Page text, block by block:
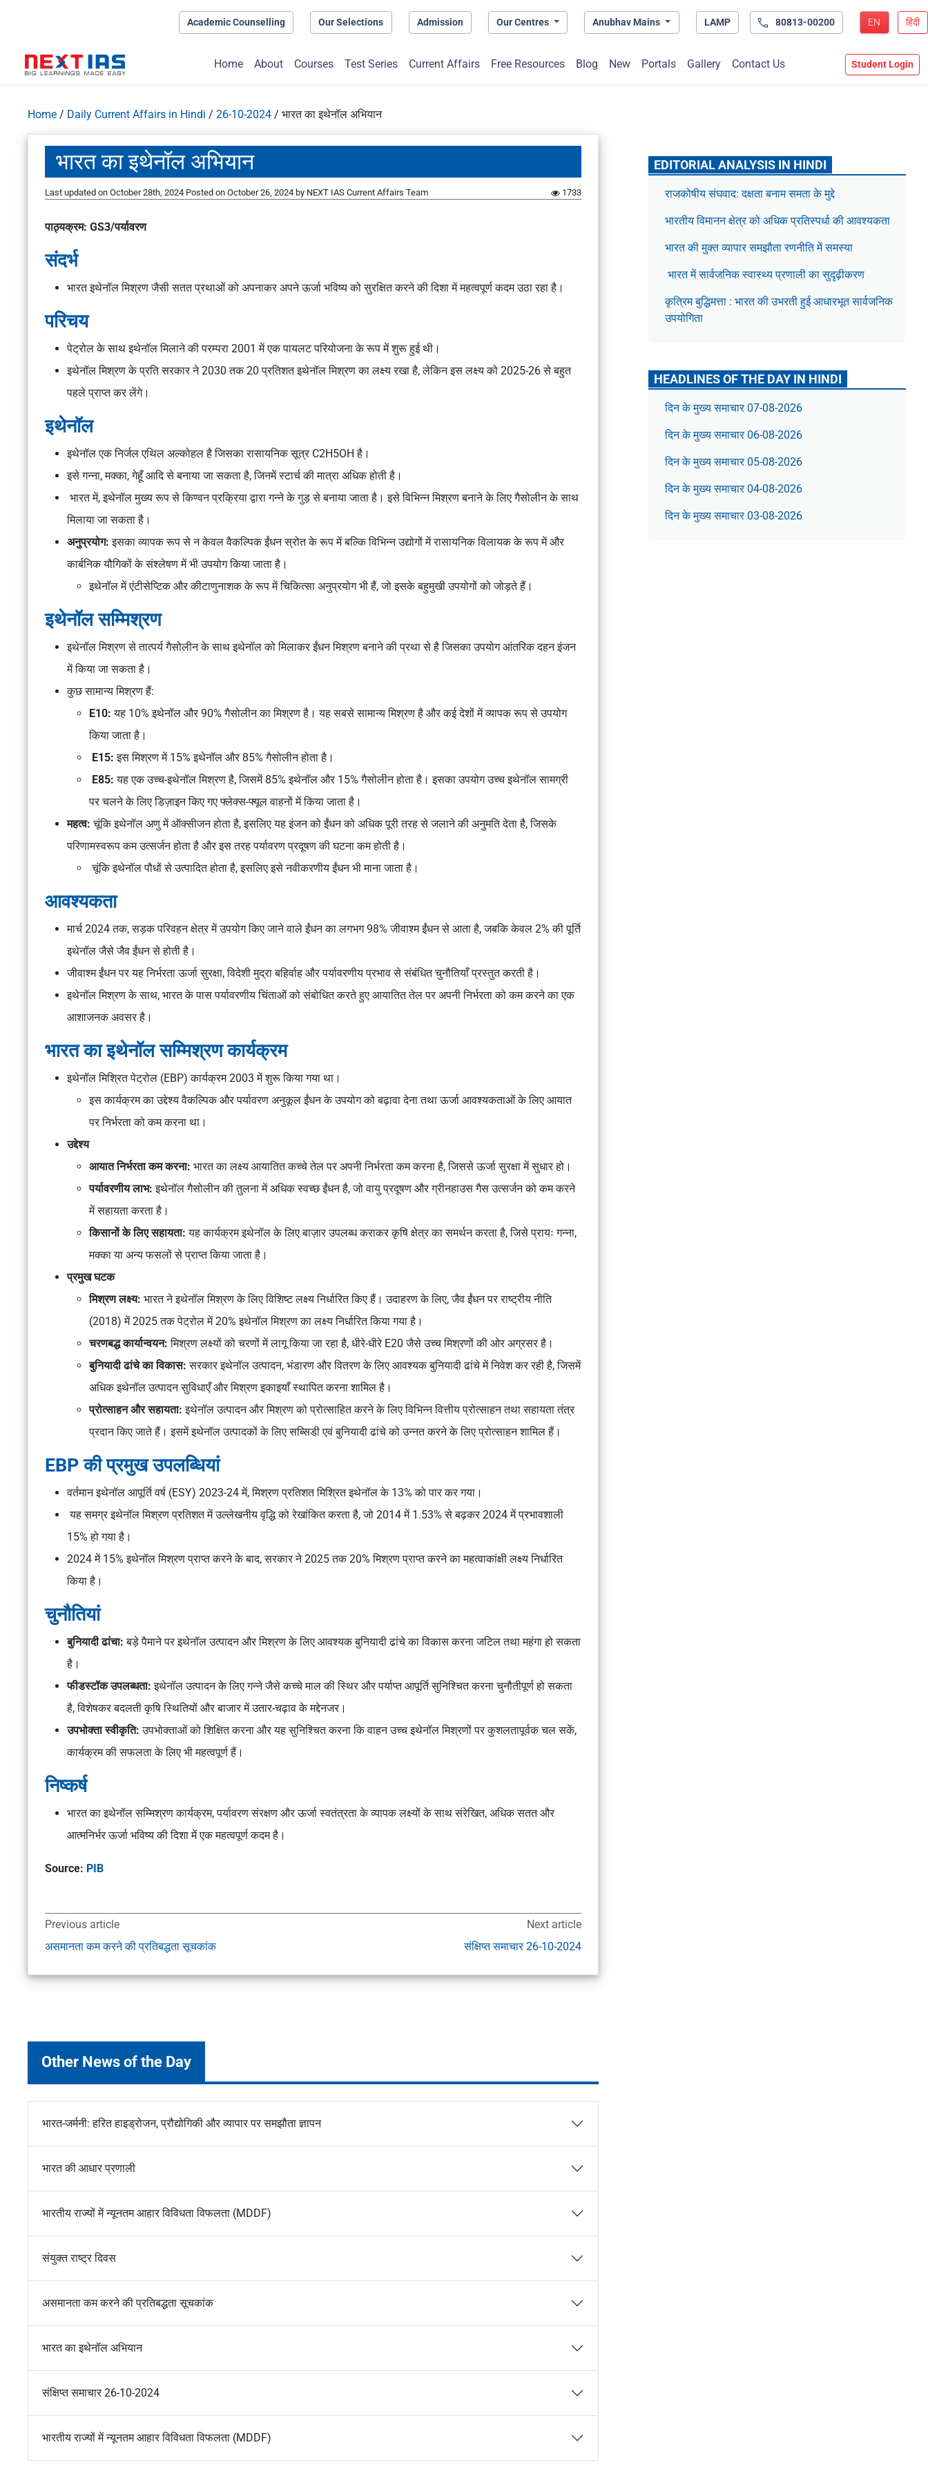
Academic Counselling Our Selections Admission Our Centres Anubhav Mains LAMP 80813-00200 EN हिंदी
Home About Courses Test Series Current Affairs Free Resources Blog New Portals Gallery Contact Us Student Login
Home / Daily Current Affairs in Hindi / 26-10-2024 / भारत का इथेनॉल अभियान
भारत का इथेनॉल अभियान
Last updated on October 28th, 2024 Posted on October 26, 2024 by NEXT IAS Current Affairs Team 1733
पाठ्यक्रम: GS3/पर्यावरण
संदर्भ
भारत इथेनॉल मिश्रण जैसी सतत प्रथाओं को अपनाकर अपने ऊर्जा भविष्य को सुरक्षित करने की दिशा में महत्वपूर्ण कदम उठा रहा है।
परिचय
पेट्रोल के साथ इथेनॉल मिलाने की परम्परा 2001 में एक पायलट परियोजना के रूप में शुरू हुई थी।
इथेनॉल मिश्रण के प्रति सरकार ने 2030 तक 20 प्रतिशत इथेनॉल मिश्रण का लक्ष्य रखा है, लेकिन इस लक्ष्य को 2025-26 से बहुत
पहले प्राप्त कर लेंगे।
इथेनॉल
इथेनॉल एक निर्जल एथिल अल्कोहल है जिसका रासायनिक सूत्र C2H5OH है।
इसे गन्ना, मक्का, गेहूँ आदि से बनाया जा सकता है, जिनमें स्टार्च की मात्रा अधिक होती है।
भारत में, इथेनॉल मुख्य रूप से किण्वन प्रक्रिया द्वारा गन्ने के गुड़ से बनाया जाता है। इसे विभिन्न मिश्रण बनाने के लिए गैसोलीन के साथ
मिलाया जा सकता है।
अनुप्रयोग:इसका व्यापक रूप से न केवल वैकल्पिक ईंधन स्रोत के रूप में बल्कि विभिन्न उद्योगों में रासायनिक विलायक के रूप में और
कार्बनिक यौगिकों के संश्लेषण में भी उपयोग किया जाता है।
इथेनॉल में एंटीसेप्टिक और कीटाणुनाशक के रूप में चिकित्सा अनुप्रयोग भी हैं, जो इसके बहुमुखी उपयोगों को जोड़ते हैं।
इथेनॉल सम्मिश्रण
इथेनॉल मिश्रण से तात्पर्य गैसोलीन के साथ इथेनॉल को मिलाकर ईंधन मिश्रण बनाने की प्रथा से है जिसका उपयोग आंतरिक दहन इंजन
में किया जा सकता है।
कुछ सामान्य मिश्रण हैं:
E10:यह 10% इथेनॉल और 90% गैसोलीन का मिश्रण है। यह सबसे सामान्य मिश्रण है और कई देशों में व्यापक रूप से उपयोग
किया जाता है।
E15:इस मिश्रण में 15% इथेनॉल और 85% गैसोलीन होता है।
E85:यह एक उच्च-इथेनॉल मिश्रण है, जिसमें 85% इथेनॉल और 15% गैसोलीन होता है। इसका उपयोग उच्च इथेनॉल सामग्री
पर चलने के लिए डिज़ाइन किए गए फ्लेक्स-फ्यूल वाहनों में किया जाता है।
महत्व: चूंकि इथेनॉल अणु में ऑक्सीजन होता है, इसलिए यह इंजन को ईंधन को अधिक पूरी तरह से जलाने की अनुमति देता है, जिसके
परिणामस्वरूप कम उत्सर्जन होता है और इस तरह पर्यावरण प्रदूषण की घटना कम होती है।
चूंकि इथेनॉल पौधों से उत्पादित होता है, इसलिए इसे नवीकरणीय ईंधन भी माना जाता है।
आवश्यकता
मार्च 2024 तक, सड़क परिवहन क्षेत्र में उपयोग किए जाने वाले ईंधन का लगभग 98% जीवाश्म ईंधन से आता है, जबकि केवल 2% की पूर्ति
इथेनॉल जैसे जैव ईंधन से होती है।
जीवाश्म ईंधन पर यह निर्भरता ऊर्जा सुरक्षा, विदेशी मुद्रा बहिर्वाह और पर्यावरणीय प्रभाव से संबंधित चुनौतियाँ प्रस्तुत करती है।
इथेनॉल मिश्रण के साथ, भारत के पास पर्यावरणीय चिंताओं को संबोधित करते हुए आयातित तेल पर अपनी निर्भरता को कम करने का एक
आशाजनक अवसर है।
भारत का इथेनॉल सम्मिश्रण कार्यक्रम
इथेनॉल मिश्रित पेट्रोल (EBP) कार्यक्रम 2003 में शुरू किया गया था।
इस कार्यक्रम का उद्देश्य वैकल्पिक और पर्यावरण अनुकूल ईंधन के उपयोग को बढ़ावा देना तथा ऊर्जा आवश्यकताओं के लिए आयात
पर निर्भरता को कम करना था।
उद्देश्य
आयात निर्भरता कम करना: भारत का लक्ष्य आयातित कच्चे तेल पर अपनी निर्भरता कम करना है, जिससे ऊर्जा सुरक्षा में सुधार हो।
पर्यावरणीय लाभ: इथेनॉल गैसोलीन की तुलना में अधिक स्वच्छ ईंधन है, जो वायु प्रदूषण और ग्रीनहाउस गैस उत्सर्जन को कम करने
में सहायता करता है।
किसानों के लिए सहायता:यह कार्यक्रम इथेनॉल के लिए बाज़ार उपलब्ध कराकर कृषि क्षेत्र का समर्थन करता है, जिसे प्रायः गन्ना,
मक्का या अन्य फसलों से प्राप्त किया जाता है।
प्रमुख घटक
मिश्रण लक्ष्य: भारत ने इथेनॉल मिश्रण के लिए विशिष्ट लक्ष्य निर्धारित किए हैं। उदाहरण के लिए, जैव ईंधन पर राष्ट्रीय नीति
(2018) में 2025 तक पेट्रोल में 20% इथेनॉल मिश्रण का लक्ष्य निर्धारित किया गया है।
चरणबद्ध कार्यान्वयन:मिश्रण लक्ष्यों को चरणों में लागू किया जा रहा है, धीरे-धीरे E20 जैसे उच्च मिश्रणों की ओर अग्रसर है।
बुनियादी ढांचे का विकास:सरकार इथेनॉल उत्पादन, भंडारण और वितरण के लिए आवश्यक बुनियादी ढांचे में निवेश कर रही है, जिसमें
अधिक इथेनॉल उत्पादन सुविधाएँ और मिश्रण इकाइयाँ स्थापित करना शामिल है।
प्रोत्साहन और सहायता:इथेनॉल उत्पादन और मिश्रण को प्रोत्साहित करने के लिए विभिन्न वित्तीय प्रोत्साहन तथा सहायता तंत्र
प्रदान किए जाते हैं। इसमें इथेनॉल उत्पादकों के लिए सब्सिडी एवं बुनियादी ढांचे को उन्नत करने के लिए प्रोत्साहन शामिल हैं।
EBP की प्रमुख उपलब्धियां
वर्तमान इथेनॉल आपूर्ति वर्ष (ESY) 2023-24 में, मिश्रण प्रतिशत मिश्रित इथेनॉल के 13% को पार कर गया।
यह समग्र इथेनॉल मिश्रण प्रतिशत में उल्लेखनीय वृद्धि को रेखांकित करता है, जो 2014 में 1.53% से बढ़कर 2024 में प्रभावशाली
15% हो गया है।
2024 में 15% इथेनॉल मिश्रण प्राप्त करने के बाद, सरकार ने 2025 तक 20% मिश्रण प्राप्त करने का महत्वाकांक्षी लक्ष्य निर्धारित
किया है।
चुनौतियां
बुनियादी ढांचा:बड़े पैमाने पर इथेनॉल उत्पादन और मिश्रण के लिए आवश्यक बुनियादी ढांचे का विकास करना जटिल तथा महंगा हो सकता
है।
फीडस्टॉक उपलब्धता:इथेनॉल उत्पादन के लिए गन्ने जैसे कच्चे माल की स्थिर और पर्याप्त आपूर्ति सुनिश्चित करना चुनौतीपूर्ण हो सकता
है, विशेषकर बदलती कृषि स्थितियों और बाजार में उतार-चढ़ाव के मद्देनजर।
उपभोक्ता स्वीकृति:उपभोक्ताओं को शिक्षित करना और यह सुनिश्चित करना कि वाहन उच्च इथेनॉल मिश्रणों पर कुशलतापूर्वक चल सकें,
कार्यक्रम की सफलता के लिए भी महत्वपूर्ण हैं।
निष्कर्ष
भारत का इथेनॉल सम्मिश्रण कार्यक्रम, पर्यावरण संरक्षण और ऊर्जा स्वतंत्रता के व्यापक लक्ष्यों के साथ संरेखित, अधिक सतत और
आत्मनिर्भर ऊर्जा भविष्य की दिशा में एक महत्वपूर्ण कदम है।
Source: PIB
Previous article
असमानता कम करने की प्रतिबद्धता सूचकांक
Next article
संक्षिप्त समाचार 26-10-2024
Other News of the Day
भारत-जर्मनी: हरित हाइड्रोजन, प्रौद्योगिकी और व्यापार पर समझौता ज्ञापन
भारत की आधार प्रणाली
भारतीय राज्यों में न्यूनतम आहार विविधता विफलता (MDDF)
संयुक्त राष्ट्र दिवस
असमानता कम करने की प्रतिबद्धता सूचकांक
भारत का इथेनॉल अभियान
संक्षिप्त समाचार 26-10-2024
भारतीय राज्यों में न्यूनतम आहार विविधता विफलता (MDDF)
EDITORIAL ANALYSIS IN HINDI
राजकोषीय संघवाद: दक्षता बनाम समता के मुद्दे
भारतीय विमानन क्षेत्र को अधिक प्रतिस्पर्धा की आवश्यकता
भारत की मुक्त व्यापार समझौता रणनीति में समस्या
भारत में सार्वजनिक स्वास्थ्य प्रणाली का सुदृढ़ीकरण
कृत्रिम बुद्धिमत्ता : भारत की उभरती हुई आधारभूत सार्वजनिक
उपयोगिता
HEADLINES OF THE DAY IN HINDI
दिन के मुख्य समाचार 07-08-2026
दिन के मुख्य समाचार 06-08-2026
दिन के मुख्य समाचार 05-08-2026
दिन के मुख्य समाचार 04-08-2026
दिन के मुख्य समाचार 03-08-2026